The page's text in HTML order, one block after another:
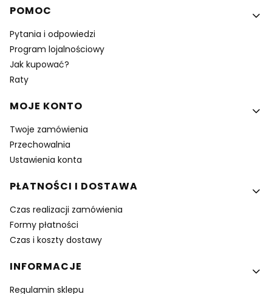
Linki w stopce
POMOC
Pytania i odpowiedzi
Program lojalnościowy
Jak kupować?
Raty
MOJE KONTO
Twoje zamówienia
Przechowalnia
Ustawienia konta
PŁATNOŚCI I DOSTAWA
Czas realizacji zamówienia
Formy płatności
Czas i koszty dostawy
INFORMACJE
Regulamin sklepu